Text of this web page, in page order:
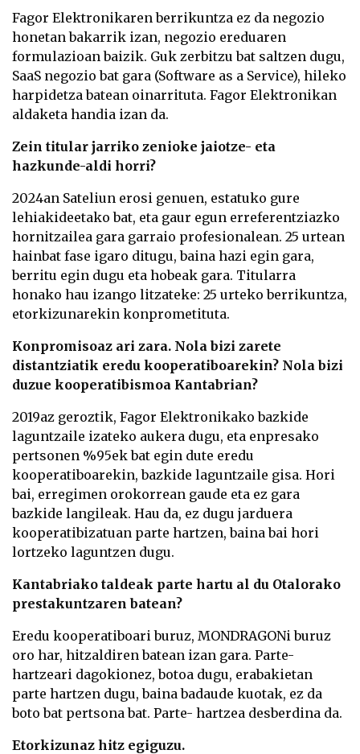
Fagor Elektronikaren berrikuntza ez da negozio
honetan bakarrik izan, negozio ereduaren
formulazioan baizik. Guk zerbitzu bat saltzen dugu,
SaaS negozio bat gara (Software as a Service), hileko
harpidetza batean oinarrituta. Fagor Elektronikan
aldaketa handia izan da.
Zein titular jarriko zenioke jaiotze- eta
hazkunde-aldi horri?
2024an Sateliun erosi genuen, estatuko gure
lehiakideetako bat, eta gaur egun erreferentziazko
hornitzailea gara garraio profesionalean. 25 urtean
hainbat fase igaro ditugu, baina hazi egin gara,
berritu egin dugu eta hobeak gara. Titularra
honako hau izango litzateke: 25 urteko berrikuntza,
etorkizunarekin konprometituta.
Konpromisoaz ari zara. Nola bizi zarete
distantziatik eredu kooperatiboarekin? Nola bizi
duzue kooperatibismoa Kantabrian?
2019az geroztik, Fagor Elektronikako bazkide
laguntzaile izateko aukera dugu, eta enpresako
pertsonen %95ek bat egin dute eredu
kooperatiboarekin, bazkide laguntzaile gisa. Hori
bai, erregimen orokorrean gaude eta ez gara
bazkide langileak. Hau da, ez dugu jarduera
kooperatibizatuan parte hartzen, baina bai hori
lortzeko laguntzen dugu.
Kantabriako taldeak parte hartu al du Otalorako
prestakuntzaren batean?
Eredu kooperatiboari buruz, MONDRAGONi buruz
oro har, hitzaldiren batean izan gara. Parte-
hartzeari dagokionez, botoa dugu, erabakietan
parte hartzen dugu, baina badaude kuotak, ez da
boto bat pertsona bat. Parte- hartzea desberdina da.
Etorkizunaz hitz egiguzu.